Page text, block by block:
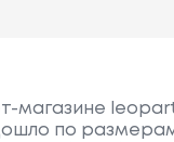
магазине
по